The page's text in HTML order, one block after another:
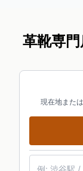
革靴専
現在地また